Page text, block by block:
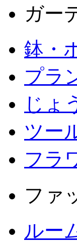
ガー
鉢・
プラ
じょ
ツー
フラ
ファ
ルー